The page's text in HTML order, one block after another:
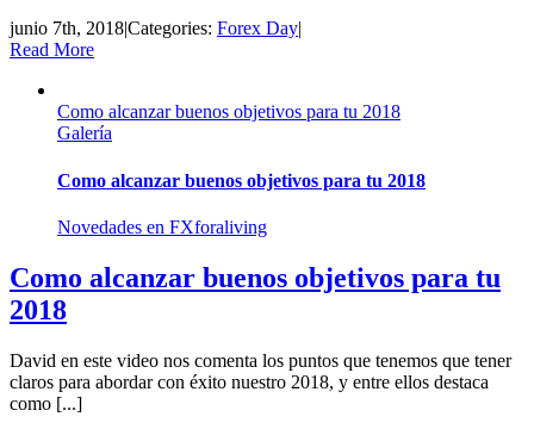
junio 7th, 2018|Categories: Forex Day|
Read More
Como alcanzar buenos objetivos para tu 2018
Galería
Como alcanzar buenos objetivos para tu 2018
Novedades en FXforaliving
Como alcanzar buenos objetivos para tu
2018
David en este video nos comenta los puntos que tenemos que tener
claros para abordar con éxito nuestro 2018, y entre ellos destaca
como [...]